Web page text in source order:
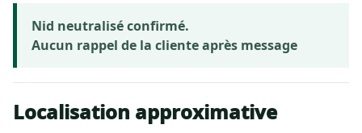
Nid neutralisé confirmé.
Aucun rappel de la cliente après message
Localisation approximative